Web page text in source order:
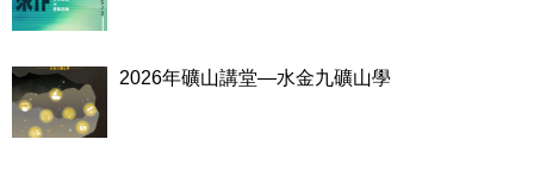
2026年礦山講堂—水金九礦山學